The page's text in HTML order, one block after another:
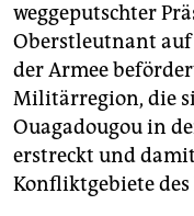
weggeputschter
Oberstleutnant auf
der Armee
Militärregion, die
Ouagadougou in
erstreckt und
Konfliktgebiete des